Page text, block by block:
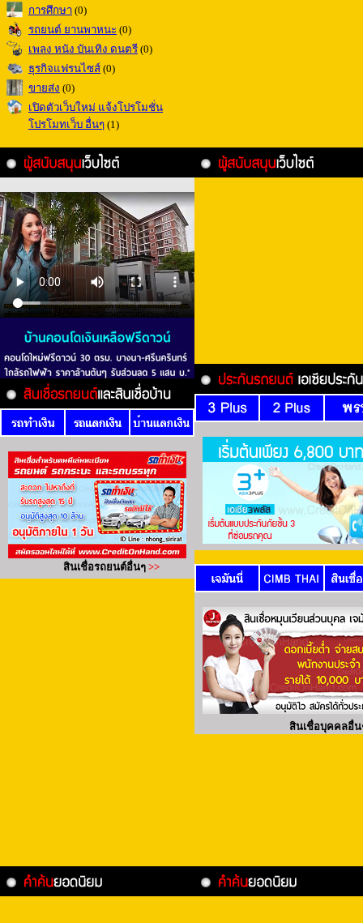
การศึกษา (0)
รถยนต์ ยานพาหนะ (0)
เพลง หนัง บันเทิง ดนตรี (0)
ธุรกิจแฟรนไซส์ (0)
ขายส่ง (0)
เปิดตัวเว็บใหม่ แจ้งโปรโมชั่น
โปรโมทเว็บ อื่นๆ (1)